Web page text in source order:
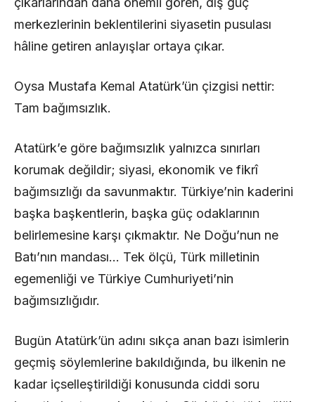
merkezlerinin beklentilerini siyasetin pusulası
hâline getiren anlayışlar ortaya çıkar.
Oysa Mustafa Kemal Atatürk’ün çizgisi nettir:
Tam bağımsızlık.
Atatürk’e göre bağımsızlık yalnızca sınırları
korumak değildir; siyasi, ekonomik ve fikrî
bağımsızlığı da savunmaktır. Türkiye’nin kaderini
başka başkentlerin, başka güç odaklarının
belirlemesine karşı çıkmaktır. Ne Doğu’nun ne
Batı’nın mandası… Tek ölçü, Türk milletinin
egemenliği ve Türkiye Cumhuriyeti’nin
bağımsızlığıdır.
Bugün Atatürk’ün adını sıkça anan bazı isimlerin
geçmiş söylemlerine bakıldığında, bu ilkenin ne
kadar içselleştirildiği konusunda ciddi soru